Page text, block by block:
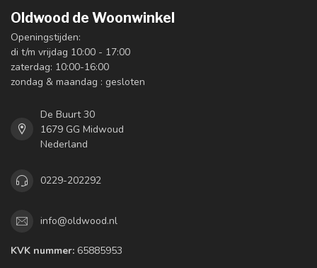
Oldwood de Woonwinkel
Openingstijden:
di t/m vrijdag 10:00 - 17:00
zaterdag: 10:00-16:00
zondag & maandag : gesloten
De Buurt 30
1679 GG Midwoud
Nederland
0229-202292
info@oldwood.nl
KVK nummer: 65885953